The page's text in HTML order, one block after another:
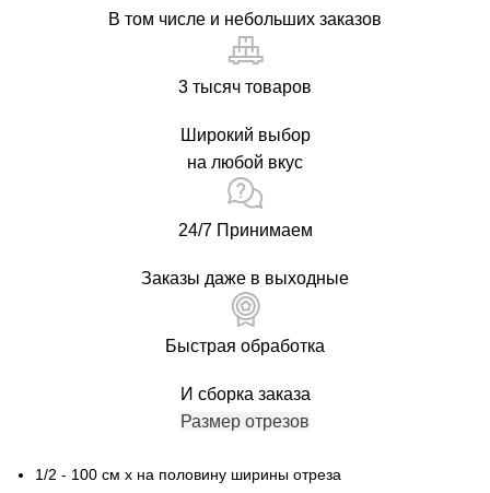
В том числе и небольших заказов
3 тысяч товаров
Широкий выбор
на любой вкус
24/7 Принимаем
Заказы даже в выходные
Быстрая обработка
И сборка заказа
Размер отрезов
1/2 - 100 см х на половину ширины отреза